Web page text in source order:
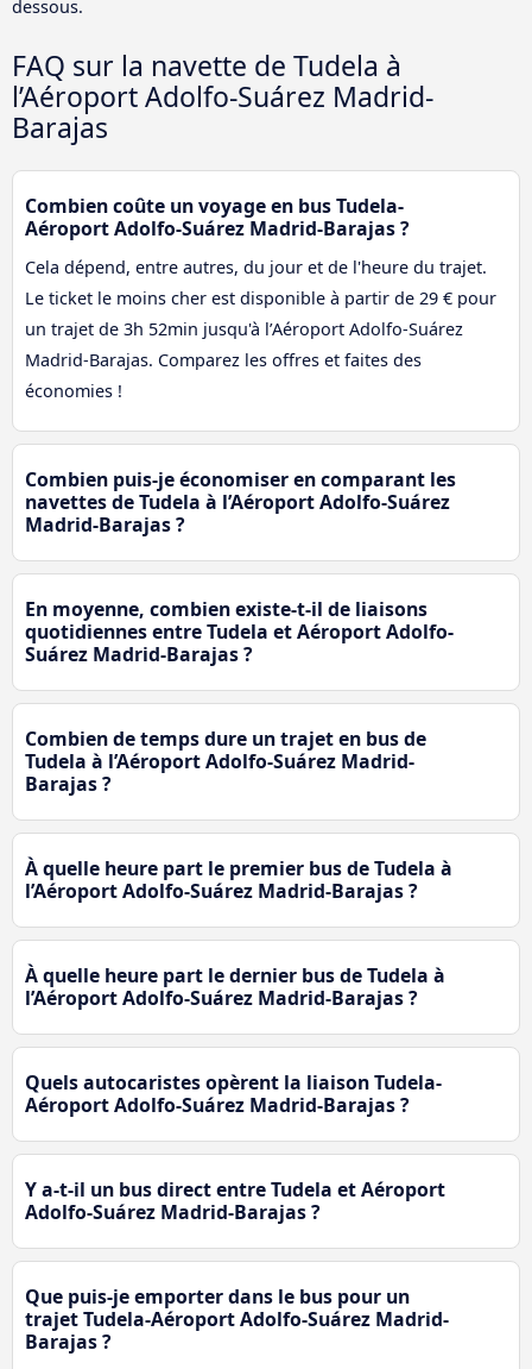
dessous.
FAQ sur la navette de Tudela à
l’Aéroport Adolfo-Suárez Madrid-
Barajas
Combien coûte un voyage en bus Tudela-
Aéroport Adolfo-Suárez Madrid-Barajas ?
Cela dépend, entre autres, du jour et de l'heure du trajet.
Le ticket le moins cher est disponible à partir de 29 € pour
un trajet de 3h 52min jusqu'à l’Aéroport Adolfo-Suárez
Madrid-Barajas. Comparez les offres et faites des
économies !
Combien puis-je économiser en comparant les
navettes de Tudela à l’Aéroport Adolfo-Suárez
Madrid-Barajas ?
En moyenne, combien existe-t-il de liaisons
quotidiennes entre Tudela et Aéroport Adolfo-
Suárez Madrid-Barajas ?
Combien de temps dure un trajet en bus de
Tudela à l’Aéroport Adolfo-Suárez Madrid-
Barajas ?
À quelle heure part le premier bus de Tudela à
l’Aéroport Adolfo-Suárez Madrid-Barajas ?
À quelle heure part le dernier bus de Tudela à
l’Aéroport Adolfo-Suárez Madrid-Barajas ?
Quels autocaristes opèrent la liaison Tudela-
Aéroport Adolfo-Suárez Madrid-Barajas ?
Y a-t-il un bus direct entre Tudela et Aéroport
Adolfo-Suárez Madrid-Barajas ?
Que puis-je emporter dans le bus pour un
trajet Tudela-Aéroport Adolfo-Suárez Madrid-
Barajas ?